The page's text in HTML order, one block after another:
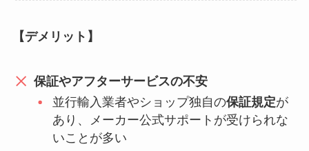
【デメリット】
保証やアフターサービスの不安
並行輸入業者やショップ独自の保証規定が
あり、メーカー公式サポートが受けられな
いことが多い